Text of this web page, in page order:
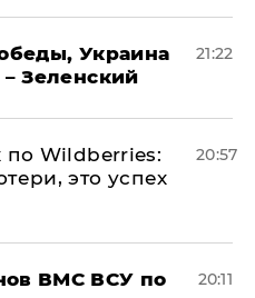
Украина
Зеленский
21:22
по Wildberries:
это успех
20:57
ВМС ВСУ по
20:11